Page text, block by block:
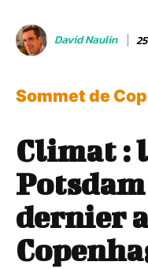
David Naulin
Sommet de
Climat :
dernier